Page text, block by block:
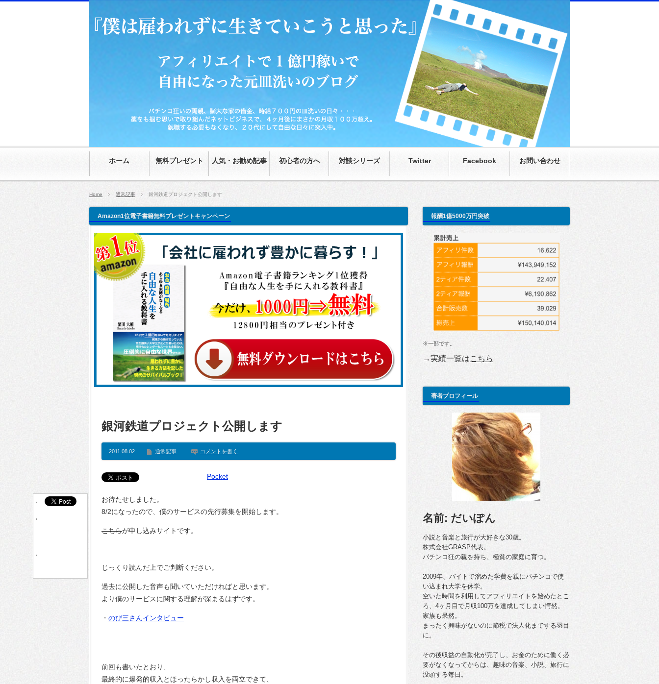
ホーム 無料プレゼント 人気・お勧め記事 初心者の方へ 対談シリーズ Twitter Facebook お問い合わせ
パチンコ狂いの両親、膨大な家の借金、時給700円の皿洗いの日々…が、藁をもつかむ思いで取り組んだネットビジネスで、4ヶ月後にまさかの月収100万超え。僕も呆然。家族も呆
然。就職する必要もなくなり、20代にして自由な日々に突入中。
Home 通常記事 銀河鉄道プロジェクト公開します
Amazon1位電子書籍無料プレゼントキャンペーン
銀河鉄道プロジェクト公開します
2011.08.02 通常記事 コメントを書く
Pocket
お待たせしました。
8/2になったので、僕のサービスの先行募集を開始します。
こちらが申し込みサイトです。
じっくり読んだ上でご判断ください。
過去に公開した音声も聞いていただければと思います。
より僕のサービスに関する理解が深まるはずです。
・ のび三さんインタビュー
前回も書いたとおり、
最終的に爆発的収入とほったらかし収入を両立できて、
報酬1億5000万円突破
※一部です。
→実績一覧はこちら
著者プロフィール
名前: だいぽん
小説と音楽と旅行が大好きな30歳。
株式会社GRASP代表。
パチンコ狂の親を持ち、極貧の家庭に育つ。
2009年、バイトで溜めた学費を親にパチンコで使
い込まれ大学を休学。
空いた時間を利用してアフィリエイトを始めたとこ
ろ、4ヶ月目で月収100万を達成してしまい愕然。
家族も呆然。
まったく興味がないのに節税で法人化までする羽目
に。
その後収益の自動化が完了し、お金のために働く必
要がなくなってからは、趣味の音楽、小説、旅行に
没頭する毎日。